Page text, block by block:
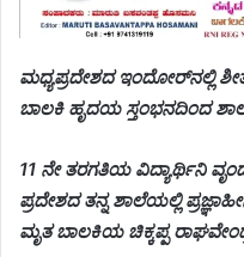
ಮಧ್ಯಪ್ರದೇಶದ ಇಂದೋರ್‌ನಲ್ಲಿ
ಬಾಲಕಿ ಹೃದಯ ಸ್ತಂಭನದಿಂದ
11 ನೇ ತರಗತಿಯ ವಿದ್ಯಾರ್ಥಿನಿ
ಪ್ರದೇಶದ ತನ್ನ ಶಾಲೆಯಲ್ಲಿ
ಮೃತ ಬಾಲಕಿಯ ಚಿಕ್ಕಪ್ಪ